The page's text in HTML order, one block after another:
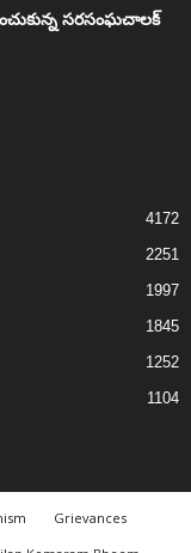
సరసంఘచాలక్
4172
2251
1997
1845
1252
1104
Grievances